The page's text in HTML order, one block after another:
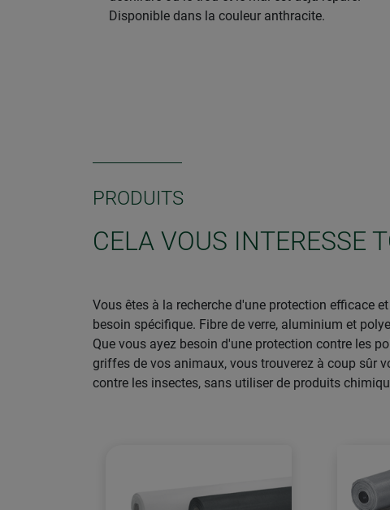
Disponible dans la couleur anthracite.
PRODUITS
CELA VOUS INTERESSE
Vous êtes à la recherche d'une protection efficace
besoin spécifique. Fibre de verre, aluminium et
Que vous ayez besoin d'une protection contre les
griffes de vos animaux, vous trouverez à coup sûr
contre les insectes, sans utiliser de produits